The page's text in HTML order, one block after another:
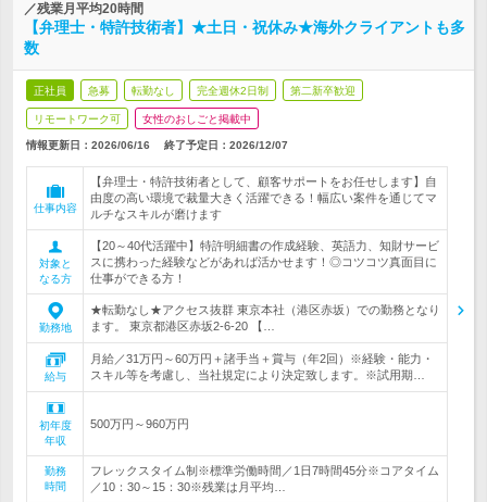
／残業月平均20時間
【弁理士・特許技術者】★土日・祝休み★海外クライアントも多
数
正社員 急募 転勤なし 完全週休2日制 第二新卒歓迎
リモートワーク可 女性のおしごと掲載中
情報更新日：2026/06/16 終了予定日： 2026/12/07
仕事内容
【弁理士・特許技術者として、顧客サポートをお任せします】自
由度の高い環境で裁量大きく活躍できる！幅広い案件を通じてマ
ルチなスキルが磨けます
対象と
なる方
【20～40代活躍中】特許明細書の作成経験、英語力、知財サービ
スに携わった経験などがあれば活かせます！◎コツコツ真面目に
仕事ができる方！
勤務地
★転勤なし★アクセス抜群 東京本社（港区赤坂）での勤務となり
ます。 東京都港区赤坂2-6-20 【…
給与
月給／31万円～60万円＋諸手当＋賞与（年2回）※経験・能力・
スキル等を考慮し、当社規定により決定致します。※試用期…
初年度
年収
500万円～960万円
勤務
時間
フレックスタイム制※標準労働時間／1日7時間45分※コアタイム
／10：30～15：30※残業は月平均…